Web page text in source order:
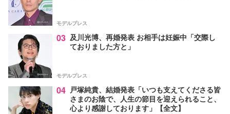
モデルプレス
03 及川光博、再婚発表 お相手は妊娠中「交際し
ておりました方と」
モデルプレス
04 戸塚純貴、結婚発表「いつも支えてくださる皆
さまのお陰で、人生の節目を迎えられること、
心より感謝しております」【全文】